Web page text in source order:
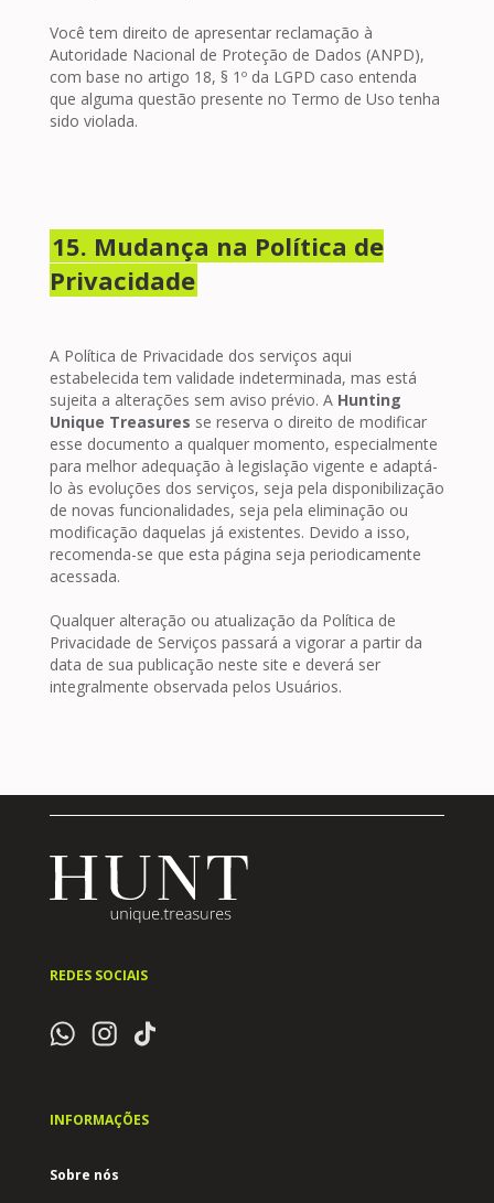
Você tem direito de apresentar reclamação à
Autoridade Nacional de Proteção de Dados (ANPD),
com base no artigo 18, § 1º da LGPD caso entenda
que alguma questão presente no Termo de Uso tenha
sido violada.
15. Mudança na Política de
Privacidade
A Política de Privacidade dos serviços aqui
estabelecida tem validade indeterminada, mas está
sujeita a alterações sem aviso prévio. A Hunting
Unique Treasures se reserva o direito de modificar
esse documento a qualquer momento, especialmente
para melhor adequação à legislação vigente e adaptá-
lo às evoluções dos serviços, seja pela disponibilização
de novas funcionalidades, seja pela eliminação ou
modificação daquelas já existentes. Devido a isso,
recomenda-se que esta página seja periodicamente
acessada.
Qualquer alteração ou atualização da Política de
Privacidade de Serviços passará a vigorar a partir da
data de sua publicação neste site e deverá ser
integralmente observada pelos Usuários.
REDES SOCIAIS
INFORMAÇÕES
Sobre nós